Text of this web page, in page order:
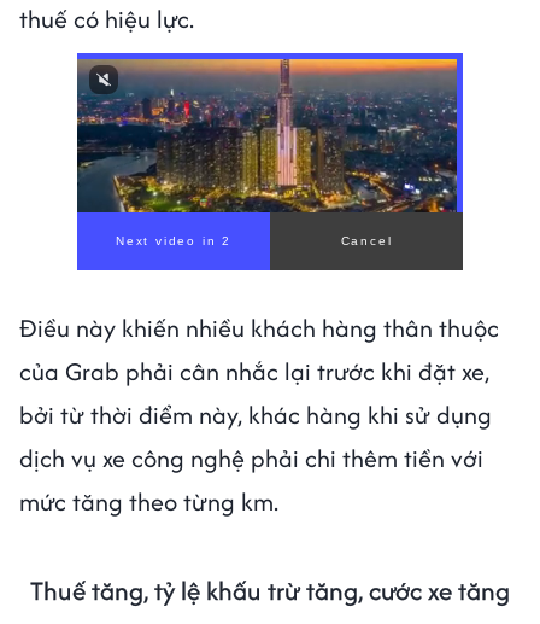
thuế có hiệu lực.
Điều này khiến nhiều khách hàng thân thuộc
của Grab phải cân nhắc lại trước khi đặt xe,
bởi từ thời điểm này, khác hàng khi sử dụng
dịch vụ xe công nghệ phải chi thêm tiền với
mức tăng theo từng km.
Thuế tăng, tỷ lệ khấu trừ tăng, cước xe tăng